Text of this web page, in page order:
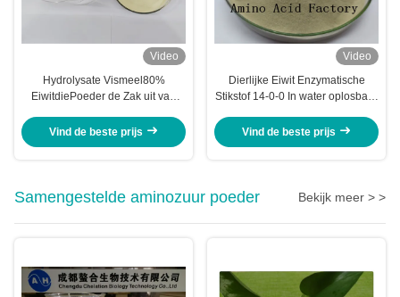
Video
Hydrolysate Vismeel80%
EiwitdiePoeder de Zak uit van
gehaald 50lb
Vind de beste prijs
Video
Dierlijke Eiwit Enzymatische
Stikstof 14-0-0 In water oplosbare
Aminozuurpoeder
Vind de beste prijs
Samengestelde aminozuur poeder Bekijk meer > >